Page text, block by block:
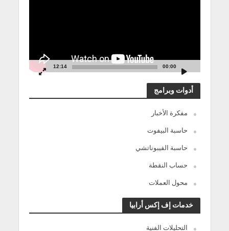
00:00
12:14
أدوات وبرامج
مفكرة الأخبار
حاسبة البيفوت
حاسبة الفيبوناتشي
حساب النقطة
محول العملات
خدمات إف إكس أرابيا
التحليلات الفنية